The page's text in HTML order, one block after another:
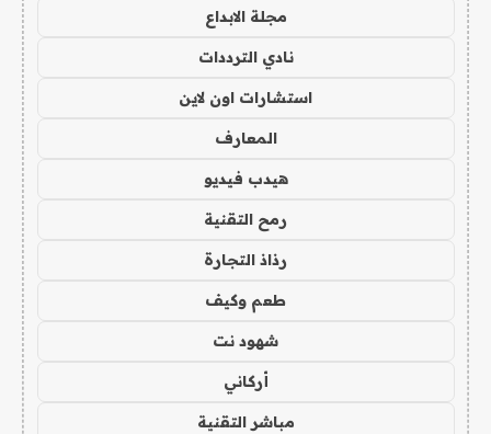
مجلة الابداع
نادي الترددات
استشارات اون لاين
المعارف
هيدب فيديو
رمح التقنية
رذاذ التجارة
طعم وكيف
شهود نت
أركاني
مباشر التقنية